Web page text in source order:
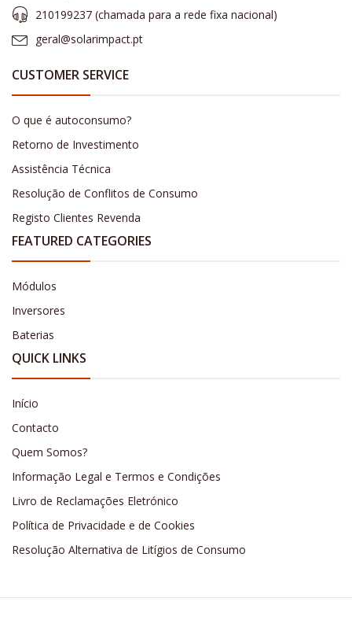
210199237 (​chamada para a rede fixa nacional)
geral@solarimpact.pt
CUSTOMER SERVICE
O que é autoconsumo?
Retorno de Investimento
Assistência Técnica
Resolução de Conflitos de Consumo
Registo Clientes Revenda
FEATURED CATEGORIES
Módulos
Inversores
Baterias
QUICK LINKS
Início
Contacto
Quem Somos?
Informação Legal e Termos e Condições
Livro de Reclamações Eletrónico
Política de Privacidade e de Cookies
Resolução Alternativa de Litígios de Consumo